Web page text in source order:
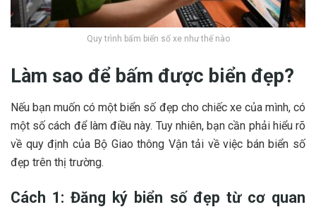
Quy trình bấm biển số xe như thế nào
Làm sao để bấm được biển đẹp?
Nếu bạn muốn có một biển số đẹp cho chiếc xe của mình, có
một số cách để làm điều này. Tuy nhiên, bạn cần phải hiểu rõ
về quy định của Bộ Giao thông Vận tải về việc bán biển số
đẹp trên thị trường.
Cách 1: Đăng ký biển số đẹp từ cơ quan